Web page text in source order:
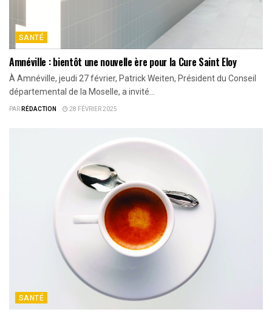
SANTÉ
Amnéville : bientôt une nouvelle ère pour la Cure Saint Eloy
À Amnéville, jeudi 27 février, Patrick Weiten, Président du Conseil
départemental de la Moselle, a invité...
PARRÉDACTION 28 FÉVRIER 2025
SANTÉ